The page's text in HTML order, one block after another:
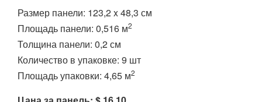
Размер панели: 123,2 x 48,3 см
Площадь панели: 0,516 м2
Толщина панели: 0,2 см
Количество в упаковке: 9 шт
Площадь упаковки: 4,65 м2